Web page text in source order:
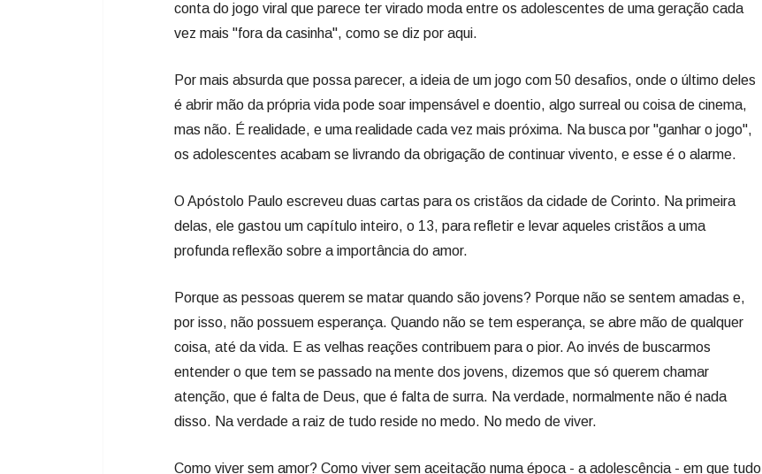
conta do jogo viral que parece ter virado moda entre os adolescentes de uma geração cada
vez mais "fora da casinha", como se diz por aqui.
Por mais absurda que possa parecer, a ideia de um jogo com 50 desafios, onde o último deles
é abrir mão da própria vida pode soar impensável e doentio, algo surreal ou coisa de cinema,
mas não. É realidade, e uma realidade cada vez mais próxima. Na busca por "ganhar o jogo",
os adolescentes acabam se livrando da obrigação de continuar vivento, e esse é o alarme.
O Apóstolo Paulo escreveu duas cartas para os cristãos da cidade de Corinto. Na primeira
delas, ele gastou um capítulo inteiro, o 13, para refletir e levar aqueles cristãos a uma
profunda reflexão sobre a importância do amor.
Porque as pessoas querem se matar quando são jovens? Porque não se sentem amadas e,
por isso, não possuem esperança. Quando não se tem esperança, se abre mão de qualquer
coisa, até da vida. E as velhas reações contribuem para o pior. Ao invés de buscarmos
entender o que tem se passado na mente dos jovens, dizemos que só querem chamar
atenção, que é falta de Deus, que é falta de surra. Na verdade, normalmente não é nada
disso. Na verdade a raiz de tudo reside no medo. No medo de viver.
Como viver sem amor? Como viver sem aceitação numa época - a adolescência - em que tudo